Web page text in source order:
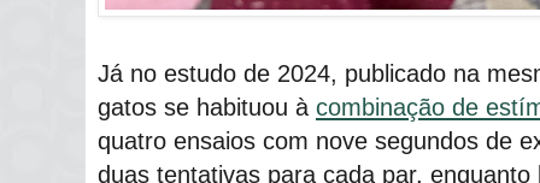
Já no estudo de 2024, publicado na
gatos se habituou à combinação de
quatro ensaios com nove segundos de
duas tentativas para cada par,